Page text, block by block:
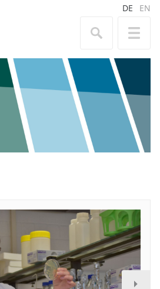
DE EN